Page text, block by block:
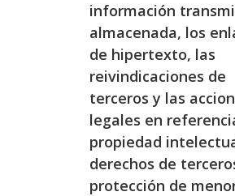
información
almacenada, los
de hipertexto, las
reivindicaciones de
terceros y las
legales en
propiedad
derechos de
protección de